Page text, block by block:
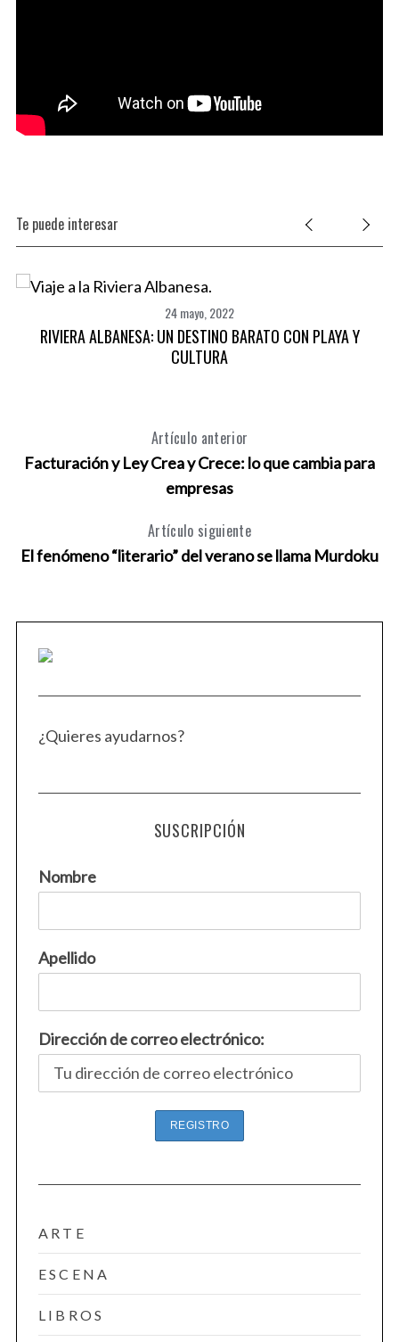
Te puede interesar
24 mayo, 2022
RIVIERA ALBANESA: UN DESTINO BARATO CON PLAYA Y
CULTURA
Artículo anterior
Facturación y Ley Crea y Crece: lo que cambia para
empresas
Artículo siguiente
El fenómeno “literario” del verano se llama Murdoku
¿Quieres ayudarnos?
SUSCRIPCIÓN
Nombre
Apellido
Dirección de correo electrónico:
ARTE
ESCENA
LIBROS